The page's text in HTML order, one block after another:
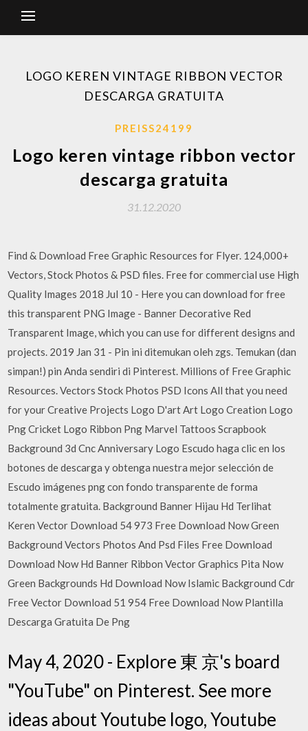
LOGO KEREN VINTAGE RIBBON VECTOR
DESCARGA GRATUITA
PREISS24199
Logo keren vintage ribbon vector
descarga gratuita
31.12.2020
Find & Download Free Graphic Resources for Flyer. 124,000+
Vectors, Stock Photos & PSD files. Free for commercial use High
Quality Images 2018 Jul 10 - Here you can download for free
this transparent PNG Image - Banner Decorative Red
Transparent Image, which you can use for different designs and
projects. 2019 Jan 31 - Pin ini ditemukan oleh zgs. Temukan (dan
simpan!) pin Anda sendiri di Pinterest. Millions of Free Graphic
Resources. Vectors Stock Photos PSD Icons All that you need
for your Creative Projects Logo D'art Art Logo Creation Logo
Png Cricket Logo Ribbon Png Marvel Tattoos Scrapbook
Background 3d Cnc Anniversary Logo Escudo haga clic en los
botones de descarga y obtenga nuestra mejor selección de
Escudo imágenes png con fondo transparente de forma
totalmente gratuita. Background Banner Hijau Hd Terlihat
Keren Vector Download 54 973 Free Download Now Green
Background Vectors Photos And Psd Files Free Download
Download Now Hd Banner Ribbon Vector Graphics Pita Now
Green Backgrounds Hd Download Now Islamic Background Cdr
Free Vector Download 51 954 Free Download Now Plantilla
Descarga Gratuita De Png
May 4, 2020 - Explore 東 京's board
"YouTube" on Pinterest. See more
ideas about Youtube logo, Youtube